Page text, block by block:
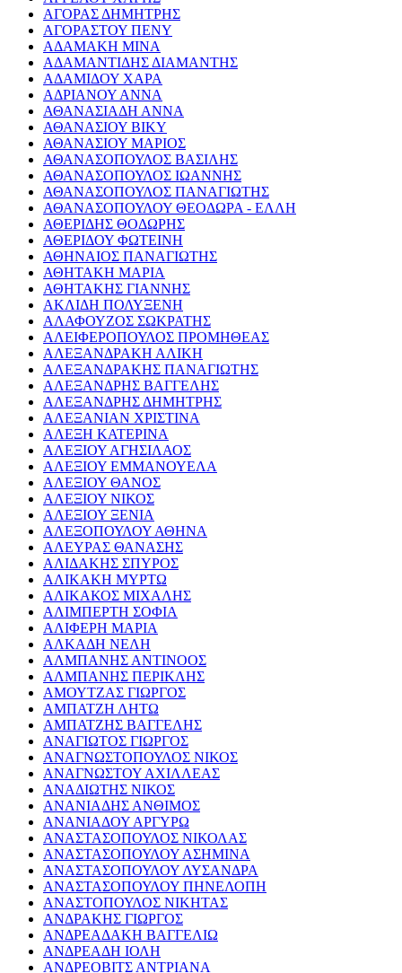
ΑΓΟΡΑΣ ΔΗΜΗΤΡΗΣ
ΑΓΟΡΑΣΤΟΥ ΠΕΝΥ
ΑΔΑΜΑΚΗ ΜΙΝΑ
ΑΔΑΜΑΝΤΙΔΗΣ ΔΙΑΜΑΝΤΗΣ
ΑΔΑΜΙΔΟΥ ΧΑΡΑ
ΑΔΡΙΑΝΟΥ ΑΝΝΑ
ΑΘΑΝΑΣΙΑΔΗ ΑΝΝΑ
ΑΘΑΝΑΣΙΟΥ ΒΙΚΥ
ΑΘΑΝΑΣΙΟΥ ΜΑΡΙΟΣ
ΑΘΑΝΑΣΟΠΟΥΛΟΣ ΒΑΣΙΛΗΣ
ΑΘΑΝΑΣΟΠΟΥΛΟΣ ΙΩΑΝΝΗΣ
ΑΘΑΝΑΣΟΠΟΥΛΟΣ ΠΑΝΑΓΙΩΤΗΣ
ΑΘΑΝΑΣΟΠΟΥΛΟΥ ΘΕΟΔΩΡΑ - ΕΛΛΗ
ΑΘΕΡΙΔΗΣ ΘΟΔΩΡΗΣ
ΑΘΕΡΙΔΟΥ ΦΩΤΕΙΝΗ
ΑΘΗΝΑΙΟΣ ΠΑΝΑΓΙΩΤΗΣ
ΑΘΗΤΑΚΗ ΜΑΡΙΑ
ΑΘΗΤΑΚΗΣ ΓΙΑΝΝΗΣ
ΑΚΛΙΔΗ ΠΟΛΥΞΕΝΗ
ΑΛΑΦΟΥΖΟΣ ΣΩΚΡΑΤΗΣ
ΑΛΕΙΦΕΡΟΠΟΥΛΟΣ ΠΡΟΜΗΘΕΑΣ
ΑΛΕΞΑΝΔΡΑΚΗ ΑΛΙΚΗ
ΑΛΕΞΑΝΔΡΑΚΗΣ ΠΑΝΑΓΙΩΤΗΣ
ΑΛΕΞΑΝΔΡΗΣ ΒΑΓΓΕΛΗΣ
ΑΛΕΞΑΝΔΡΗΣ ΔΗΜΗΤΡΗΣ
ΑΛΕΞΑΝΙΑΝ ΧΡΙΣΤΙΝΑ
ΑΛΕΞΗ ΚΑΤΕΡΙΝΑ
ΑΛΕΞΙΟΥ ΑΓΗΣΙΛΑΟΣ
ΑΛΕΞΙΟΥ ΕΜΜΑΝΟΥΕΛΑ
ΑΛΕΞΙΟΥ ΘΑΝΟΣ
ΑΛΕΞΙΟΥ ΝΙΚΟΣ
ΑΛΕΞΙΟΥ ΞΕΝΙΑ
ΑΛΕΞΟΠΟΥΛΟΥ ΑΘΗΝΑ
ΑΛΕΥΡΑΣ ΘΑΝΑΣΗΣ
ΑΛΙΔΑΚΗΣ ΣΠΥΡΟΣ
ΑΛΙΚΑΚΗ ΜΥΡΤΩ
ΑΛΙΚΑΚΟΣ ΜΙΧΑΛΗΣ
ΑΛΙΜΠΕΡΤΗ ΣΟΦΙΑ
ΑΛΙΦΕΡΗ ΜΑΡΙΑ
ΑΛΚΑΔΗ ΝΕΛΗ
ΑΛΜΠΑΝΗΣ ΑΝΤΙΝΟΟΣ
ΑΛΜΠΑΝΗΣ ΠΕΡΙΚΛΗΣ
ΑΜΟΥΤΖΑΣ ΓΙΩΡΓΟΣ
ΑΜΠΑΤΖΗ ΛΗΤΩ
ΑΜΠΑΤΖΗΣ ΒΑΓΓΕΛΗΣ
ΑΝΑΓΙΩΤΟΣ ΓΙΩΡΓΟΣ
ΑΝΑΓΝΩΣΤΟΠΟΥΛΟΣ ΝΙΚΟΣ
ΑΝΑΓΝΩΣΤΟΥ ΑΧΙΛΛΕΑΣ
ΑΝΑΔΙΩΤΗΣ ΝΙΚΟΣ
ΑΝΑΝΙΑΔΗΣ ΑΝΘΙΜΟΣ
ΑΝΑΝΙΑΔΟΥ ΑΡΓΥΡΩ
ΑΝΑΣΤΑΣΟΠΟΥΛΟΣ ΝΙΚΟΛΑΣ
ΑΝΑΣΤΑΣΟΠΟΥΛΟΥ ΑΣΗΜΙΝΑ
ΑΝΑΣΤΑΣΟΠΟΥΛΟΥ ΛΥΣΑΝΔΡΑ
ΑΝΑΣΤΑΣΟΠΟΥΛΟΥ ΠΗΝΕΛΟΠΗ
ΑΝΑΣΤΟΠΟΥΛΟΣ ΝΙΚΗΤΑΣ
ΑΝΔΡΑΚΗΣ ΓΙΩΡΓΟΣ
ΑΝΔΡΕΑΔΑΚΗ ΒΑΓΓΕΛΙΩ
ΑΝΔΡΕΑΔΗ ΙΟΛΗ
ΑΝΔΡΕΟΒΙΤΣ ΑΝΤΡΙΑΝΑ